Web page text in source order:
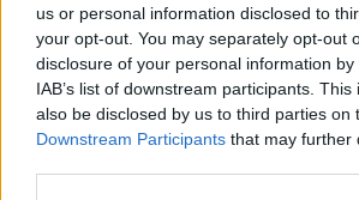
us or personal information disclosed to
your opt-out. You may separately opt-out
disclosure of your personal information
IAB’s list of downstream participants.
also be disclosed by us to third parties on
Downstream Participants that may further
Quasi una lezione
Spleen
Lettera a un amico
Lettera al sultano
I sogni del mattino
La calura
Armani